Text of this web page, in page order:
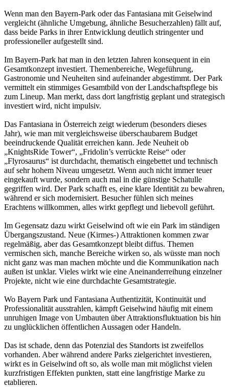
Wenn man den Bayern-Park oder das Fantasiana mit Geiselwind
vergleicht (ähnliche Umgebung, ähnliche Besucherzahlen) fällt auf,
dass beide Parks in ihrer Entwicklung deutlich stringenter und
professioneller aufgestellt sind.
Im Bayern-Park hat man in den letzten Jahren konsequent in ein
Gesamtkonzept investiert. Themenbereiche, Wegeführung,
Gastronomie und Neuheiten sind aufeinander abgestimmt. Der Park
vermittelt ein stimmiges Gesamtbild von der Landschaftspflege bis
zum Lineup. Man merkt, dass dort langfristig geplant und strategisch
investiert wird, nicht impulsiv.
Das Fantasiana in Österreich zeigt wiederum (besonders dieses
Jahr), wie man mit vergleichsweise überschaubarem Budget
beeindruckende Qualität erreichen kann. Jede Neuheit ob
„KnightsRide Tower“, „Fridolin’s verrückte Reise“ oder
„Flyrosaurus“ ist durchdacht, thematisch eingebettet und technisch
auf sehr hohem Niveau umgesetzt. Wenn auch nicht immer teuer
eingekauft wurde, sondern auch mal in die günstige Schatulle
gegriffen wird. Der Park schafft es, eine klare Identität zu bewahren,
während er sich modernisiert. Besucher fühlen sich meines
Erachtens willkommen, alles wirkt gepflegt und liebevoll geführt.
Im Gegensatz dazu wirkt Geiselwind oft wie ein Park im ständigen
Übergangszustand. Neue (Kirmes-) Attraktionen kommen zwar
regelmäßig, aber das Gesamtkonzept bleibt diffus. Themen
vermischen sich, manche Bereiche wirken so, als wüsste man noch
nicht ganz was man machen möchte und die Kommunikation nach
außen ist unklar. Vieles wirkt wie eine Aneinanderreihung einzelner
Projekte, nicht wie eine durchdachte Gesamtstrategie.
Wo Bayern Park und Fantasiana Authentizität, Kontinuität und
Professionalität ausstrahlen, kämpft Geiselwind häufig mit einem
unruhigen Image von Umbauten über Attraktionsfluktuation bis hin
zu unglücklichen öffentlichen Aussagen oder Handeln.
Das ist schade, denn das Potenzial des Standorts ist zweifellos
vorhanden. Aber während andere Parks zielgerichtet investieren,
wirkt es in Geiselwind oft so, als wolle man mit möglichst vielen
kurzfristigen Effekten punkten, statt eine langfristige Marke zu
etablieren.